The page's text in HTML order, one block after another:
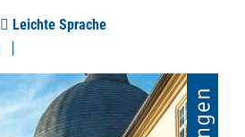
Leichte Sprache